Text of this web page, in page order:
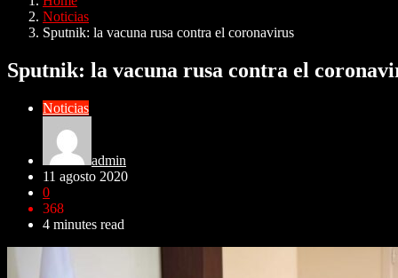
Noticias
Sputnik: la vacuna rusa contra el coronavirus
Sputnik: la vacuna rusa contra el
Noticias
admin
11 agosto 2020
0
368
4 minutes read